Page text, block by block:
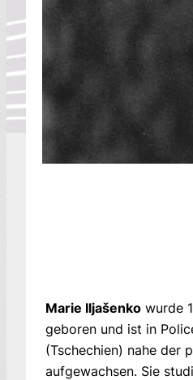
Marie Iljašenko wurde
geboren und ist in
(Tschechien) nahe der
aufgewachsen. Sie